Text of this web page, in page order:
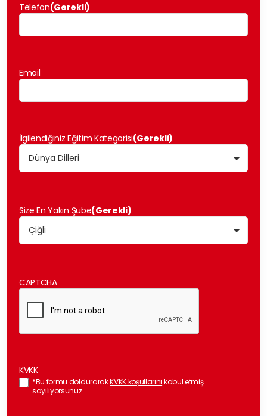
Telefon(Gerekli)
Email
İlgilendiğiniz Eğitim Kategorisi(Gerekli)
Size En Yakın Şube(Gerekli)
CAPTCHA
KVKK
*Bu formu doldurarakKVKK koşullarını kabul etmiş
sayılıyorsunuz.